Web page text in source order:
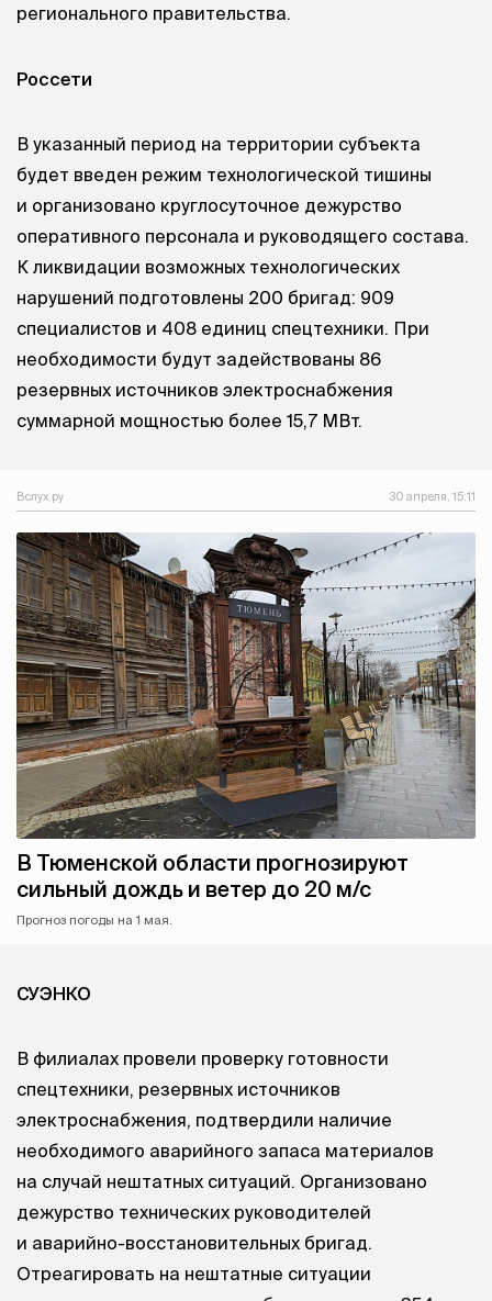
регионального правительства.
Россети
В указанный период на территории субъекта
будет введен режим технологической тишины
и организовано круглосуточное дежурство
оперативного персонала и руководящего состава.
К ликвидации возможных технологических
нарушений подготовлены 200 бригад: 909
специалистов и 408 единиц спецтехники. При
необходимости будут задействованы 86
резервных источников электроснабжения
суммарной мощностью более 15,7 МВт.
Вслух.ру 30 апреля, 15:11
В Тюменской области прогнозируют
сильный дождь и ветер до 20 м/с
Прогноз погоды на 1 мая.
СУЭНКО
В филиалах провели проверку готовности
спецтехники, резервных источников
электроснабжения, подтвердили наличие
необходимого аварийного запаса материалов
на случай нештатных ситуаций. Организовано
дежурство технических руководителей
и аварийно-восстановительных бригад.
Отреагировать на нештатные ситуации